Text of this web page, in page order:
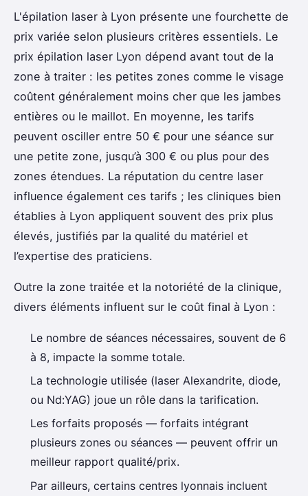
L'épilation laser à Lyon présente une fourchette de
prix variée selon plusieurs critères essentiels. Le
prix épilation laser Lyon dépend avant tout de la
zone à traiter : les petites zones comme le visage
coûtent généralement moins cher que les jambes
entières ou le maillot. En moyenne, les tarifs
peuvent osciller entre 50 € pour une séance sur
une petite zone, jusqu’à 300 € ou plus pour des
zones étendues. La réputation du centre laser
influence également ces tarifs ; les cliniques bien
établies à Lyon appliquent souvent des prix plus
élevés, justifiés par la qualité du matériel et
l’expertise des praticiens.
Outre la zone traitée et la notoriété de la clinique,
divers éléments influent sur le coût final à Lyon :
Le nombre de séances nécessaires, souvent de 6
à 8, impacte la somme totale.
La technologie utilisée (laser Alexandrite, diode,
ou Nd:YAG) joue un rôle dans la tarification.
Les forfaits proposés — forfaits intégrant
plusieurs zones ou séances — peuvent offrir un
meilleur rapport qualité/prix.
Par ailleurs, certains centres lyonnais incluent